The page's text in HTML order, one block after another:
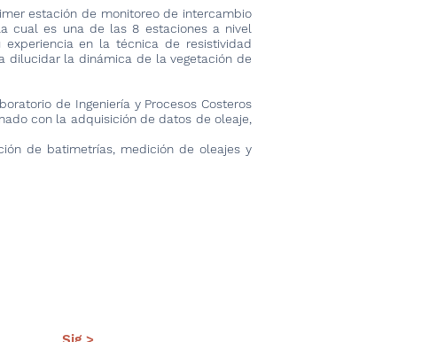
estación de monitoreo de intercambio
cual es una de las 8 estaciones a nivel
en la técnica de resistividad
dilucidar la dinámica de la vegetación de
de Ingeniería y Procesos Costeros
con la adquisición de datos de oleaje,
de batimetrías, medición de oleajes y